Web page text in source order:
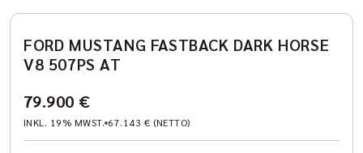
FORD MUSTANG FASTBACK DARK HORSE
V8 507PS AT
79.900 €
INKL. 19% MWST. 67.143 € (NETTO)